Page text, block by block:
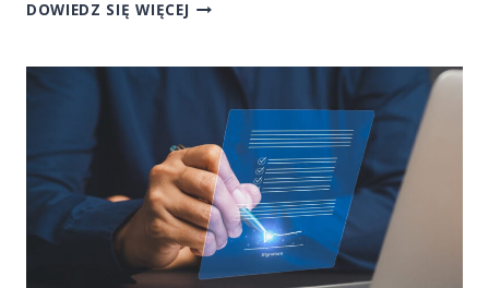
DOWIEDZ SIĘ WIĘCEJ
PODPISEM
ELEKTRONICZNYM.
CZEGO
MOŻNA
GO
WYKORZYSTAĆ?